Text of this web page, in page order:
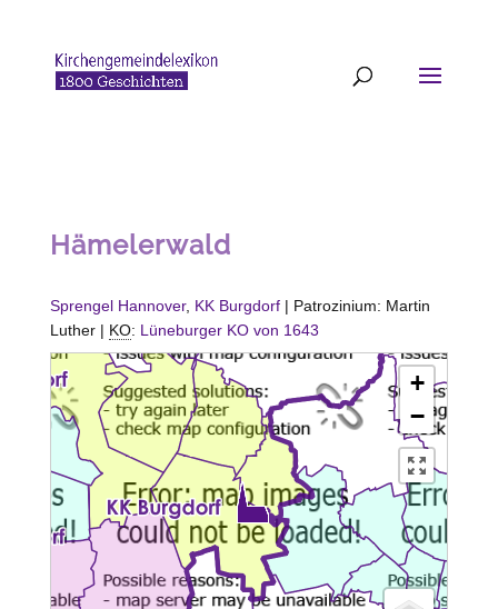
Hämelerwald
Sprengel Hannover, KK Burgdorf| Patrozinium: Martin
Luther | KO: Lüneburger KO von 1643
+
−